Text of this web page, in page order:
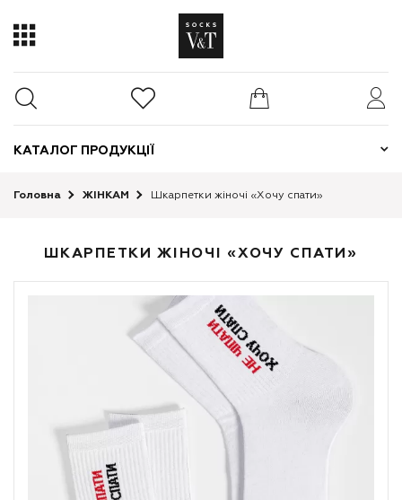
КАТАЛОГ ПРОДУКЦІЇ
Головна ЖІНКАМ Шкарпетки жіночі «Хочу спати»
ШКАРПЕТКИ ЖІНОЧІ «ХОЧУ СПАТИ»